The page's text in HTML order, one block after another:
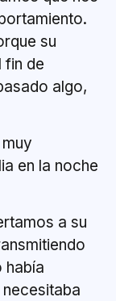
su
fin de
algo,
en la noche
a su
había